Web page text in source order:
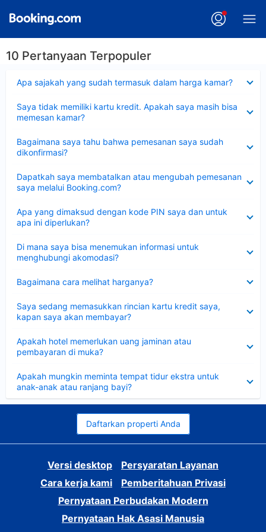
10 Pertanyaan Terpopuler
Apa sajakah yang sudah termasuk dalam harga kamar?
Saya tidak memiliki kartu kredit. Apakah saya masih bisa
memesan kamar?
Bagaimana saya tahu bahwa pemesanan saya sudah
dikonfirmasi?
Dapatkah saya membatalkan atau mengubah pemesanan
saya melalui Booking.com?
Apa yang dimaksud dengan kode PIN saya dan untuk
apa ini diperlukan?
Di mana saya bisa menemukan informasi untuk
menghubungi akomodasi?
Bagaimana cara melihat harganya?
Saya sedang memasukkan rincian kartu kredit saya,
kapan saya akan membayar?
Apakah hotel memerlukan uang jaminan atau
pembayaran di muka?
Apakah mungkin meminta tempat tidur ekstra untuk
anak-anak atau ranjang bayi?
Daftarkan properti Anda
Versi desktop
Persyaratan Layanan
Cara kerja kami
Pemberitahuan Privasi
Pernyataan Perbudakan Modern
Pernyataan Hak Asasi Manusia